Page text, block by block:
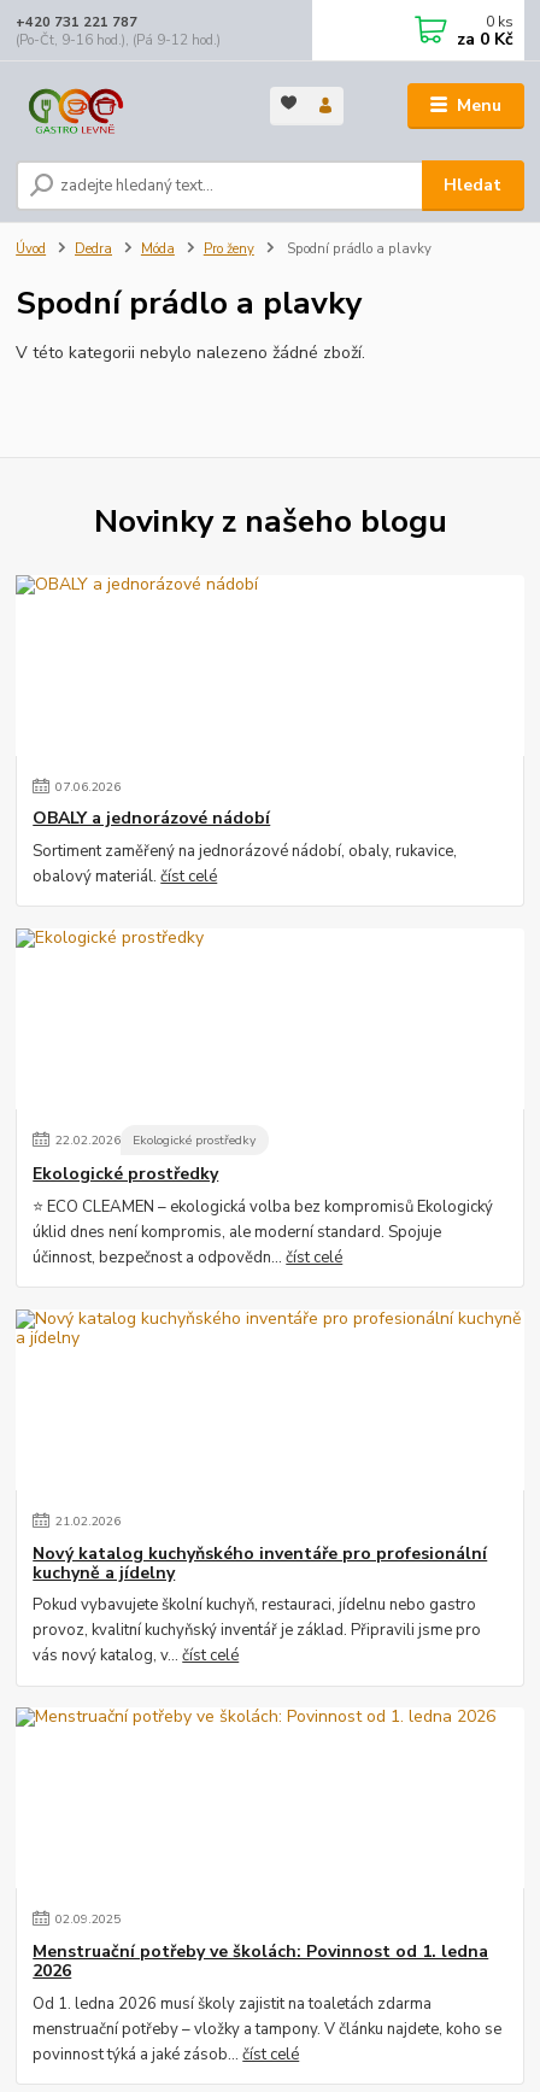
Menu
Hledat
+420 731 221 787
(Po-Čt, 9-16 hod.), (Pá 9-12 hod.)
0 ks
za 0 Kč
Úvod Dedra Móda Pro ženy Spodní prádlo a plavky
Spodní prádlo a plavky
V této kategorii nebylo nalezeno žádné zboží.
Novinky z našeho blogu
07.06.2026
OBALY a jednorázové nádobí
Sortiment zaměřený na jednorázové nádobí, obaly, rukavice,
obalový materiál.číst celé
22.02.2026 Ekologické prostředky
Ekologické prostředky
⭐ ECO CLEAMEN – ekologická volba bez kompromisů Ekologický
úklid dnes není kompromis, ale moderní standard. Spojuje
účinnost, bezpečnost a odpovědn...číst celé
21.02.2026
Nový katalog kuchyňského inventáře pro profesionální
kuchyně a jídelny
Pokud vybavujete školní kuchyň, restauraci, jídelnu nebo gastro
provoz, kvalitní kuchyňský inventář je základ. Připravili jsme pro
vás nový katalog, v...číst celé
02.09.2025
Menstruační potřeby ve školách: Povinnost od 1. ledna
2026
Od 1. ledna 2026 musí školy zajistit na toaletách zdarma
menstruační potřeby – vložky a tampony. V článku najdete, koho se
povinnost týká a jaké zásob...číst celé